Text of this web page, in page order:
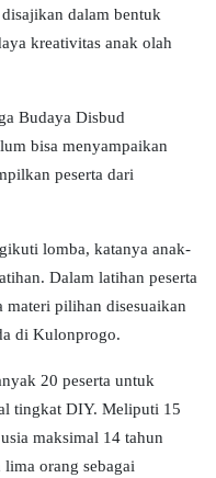
dalam bentuk
kreativitas anak olah
Budaya Disbud
bisa menyampaikan
peserta dari
lomba, katanya anak-
Dalam latihan peserta
pilihan disesuaikan
di Kulonprogo.
20 peserta untuk
tingkat DIY. Meliputi 15
maksimal 14 tahun
lima orang sebagai